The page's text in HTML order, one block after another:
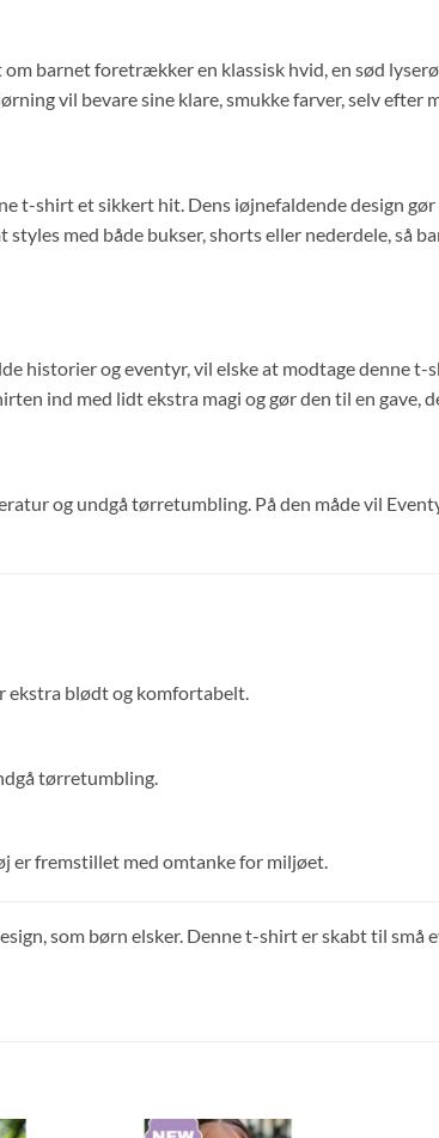
barnet foretrækker en klassisk hvid, en sød
vil bevare sine klare, smukke farver, selv efter
t-shirt et sikkert hit. Dens iøjnefaldende design
med både bukser, shorts eller nederdele, så
historier og eventyr, vil elske at modtage denne
ind med lidt ekstra magi og gør den til en gave,
og undgå tørretumbling. På den måde vil
ekstra blødt og komfortabelt.
tørretumbling.
er fremstillet med omtanke for miljøet.
som børn elsker. Denne t-shirt er skabt til små